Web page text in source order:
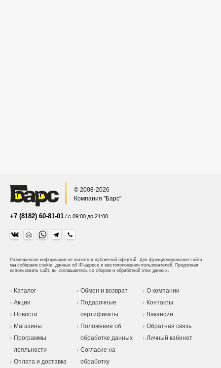
© 2008-2026
Компания "Барс"
+7 (8182) 60-81-01 / с 09:00 до 21:00
Размещенная информация не является публичной офертой. Для функционирования сайта
мы собираем cookie, данные об IP-адресе и местоположении пользователей. Продолжая
использовать сайт, вы соглашаетесь со сбором и обработкой этих данных.
Каталог
Акции
Новости
Магазины
Программы
лояльности
Оплата и доставка
Обмен и возврат
Подарочные
сертификаты
Положение об
обработке данных
Согласие на
обработку
О компании
Контакты
Вакансии
Обратная связь
Личный кабинет